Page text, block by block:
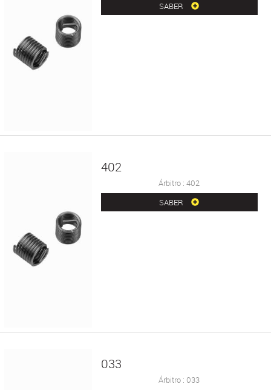
SABER
402
Árbitro : 402
SABER
033
Árbitro : 033